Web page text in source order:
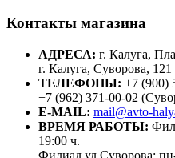
Контакты магазина
АДРЕСА: г. Калуга,
г. Калуга, Суворова, 121
ТЕЛЕФОНЫ: +7 (900)
+7 (962) 371-00-02
E-MAIL: mail@avto-
ВРЕМЯ РАБОТЫ:
19:00 ч.
Филиал ул.Суворова: